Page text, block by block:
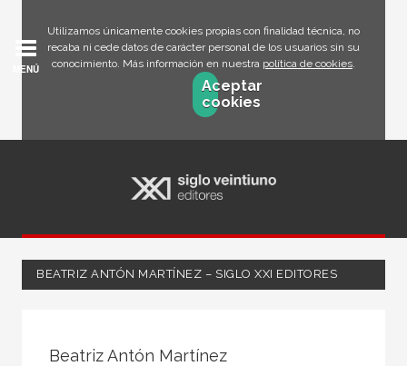
Utilizamos únicamente cookies propias con finalidad técnica, no
recaba ni cede datos de carácter personal de los usuarios sin su
conocimiento. Más información en nuestra política de cookies.
Aceptar
cookies
MENÚ
BEATRIZ ANTÓN MARTÍNEZ – SIGLO XXI EDITORES
Beatriz Antón Martínez